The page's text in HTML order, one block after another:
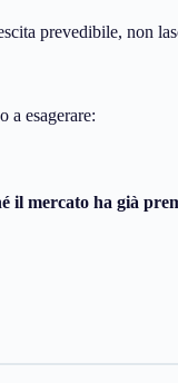
prevedibile, non
a esagerare:
il mercato ha già